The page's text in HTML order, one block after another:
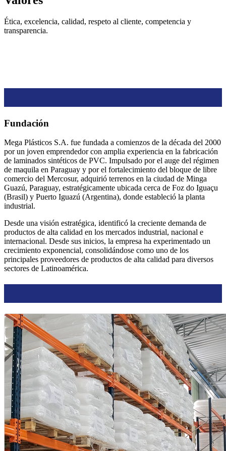
Ética, excelencia, calidad, respeto al cliente, competencia y
transparencia.
Fundación
Mega Plásticos S.A. fue fundada a comienzos de la década del 2000
por un joven emprendedor con amplia experiencia en la fabricación
de laminados sintéticos de PVC. Impulsado por el auge del régimen
de maquila en Paraguay y por el fortalecimiento del bloque de libre
comercio del Mercosur, adquirió terrenos en la ciudad de Minga
Guazú, Paraguay, estratégicamente ubicada cerca de Foz do Iguaçu
(Brasil) y Puerto Iguazú (Argentina), donde estableció la planta
industrial.
Desde una visión estratégica, identificó la creciente demanda de
productos de alta calidad en los mercados industrial, nacional e
internacional. Desde sus inicios, la empresa ha experimentado un
crecimiento exponencial, consolidándose como uno de los
principales proveedores de productos de alta calidad para diversos
sectores de Latinoamérica.